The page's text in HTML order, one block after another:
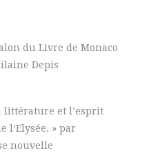
du Livre de Monaco
Depis
littérature et l’esprit
l’Elysée. » par
nouvelle